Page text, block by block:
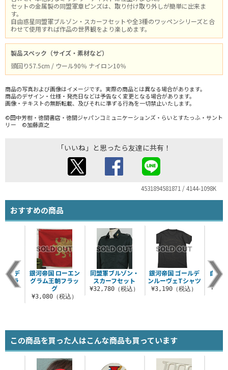
セットの金属製の同盟軍章ピンズは、取り付け取り外しが簡単に出来ま
す。
自由惑星同盟軍ブルゾン・スカーフセットや全3種のワッペンシリーズと合
わせて使用すれば作品の世界観をより楽しめます。
製品スペック（サイズ・素材など）
頭回り57.5cm / ウール90％ ナイロン10％
商品の写真および画像はイメージです。実際の商品とは異なる場合があります。
商品のデザイン・仕様・発売日などは予告なく変更となる場合があります。
画像・テキストの無断転載、及びそれに準ずる行為を一切禁止いたします。
©田中芳樹・徳間書店・徳間ジャパンコミュニケーションズ・らいとすたっふ・サント
リー ©加藤直之
「いいね」と思ったら友達に共有！
4531894581871 / 4144-1098K
おすすめの商品
同盟軍ブルゾン・
スカーフセット
¥32,780（税込）
銀河帝国 ゴールデ
ンルーヴェTシャツ
¥3,190（税込）
自由
ルデ
フラ
銀河帝国 ローエン
グラム王朝フラッ
グ
¥3,080（税込）
この商品を買った人はこんな商品も買っています